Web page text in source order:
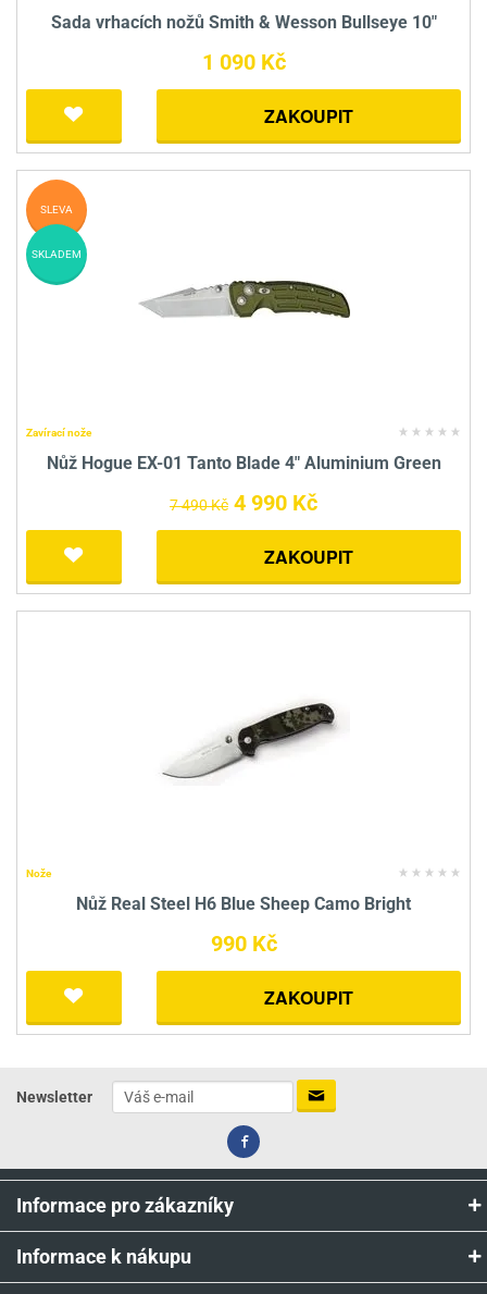
Sada vrhacích nožů Smith & Wesson Bullseye 10"
1 090 Kč
ZAKOUPIT
Zavírací nože
Nůž Hogue EX-01 Tanto Blade 4" Aluminium Green
7 490 Kč 4 990 Kč
ZAKOUPIT
SLEVA
SKLADEM
Nože
Nůž Real Steel H6 Blue Sheep Camo Bright
990 Kč
ZAKOUPIT
Newsletter
Informace pro zákazníky
Informace k nákupu